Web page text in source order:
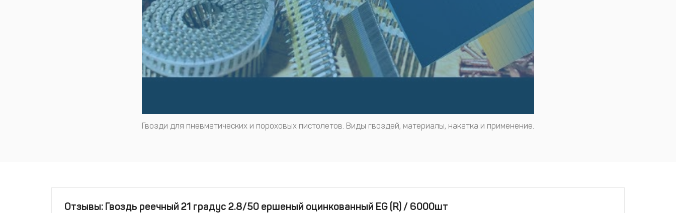
Гвозди для пневматических и пороховых пистолетов. Виды гвоздей, материалы, накатка и применение.
Отзывы: Гвоздь реечный 21 градус 2.8/50 ершеный оцинкованный EG (R) / 6000шт